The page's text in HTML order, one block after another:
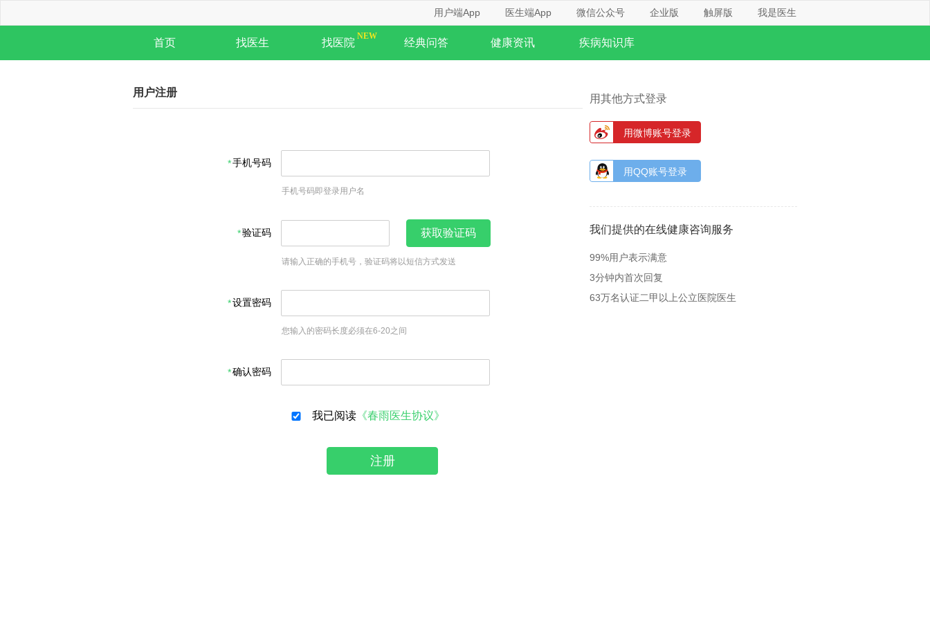
用户端App 医生端App 微信公众号 企业版 触屏版 我是医生
首页 找医生 找医院 经典问答 健康资讯 疾病知识库
用户注册
手机号码
手机号码即登录用户名
验证码 获取验证码
请输入正确的手机号，验证码将以短信方式发送
设置密码
您输入的密码长度必须在6-20之间
确认密码
我已阅读 《春雨医生协议》
注册
用其他方式登录
用微博账号登录
用QQ账号登录
我们提供的在线健康咨询服务
99%用户表示满意
3分钟内首次回复
63万名认证二甲以上公立医院医生